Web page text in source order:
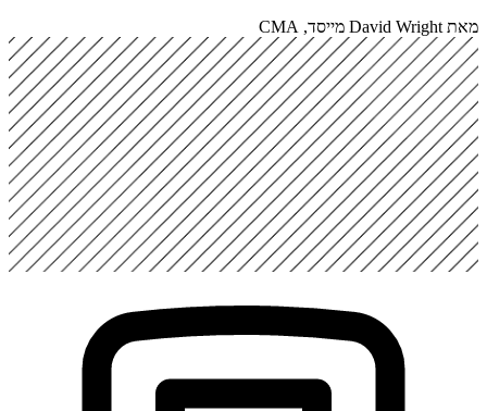
מאת David Wright
מייסד, CMA